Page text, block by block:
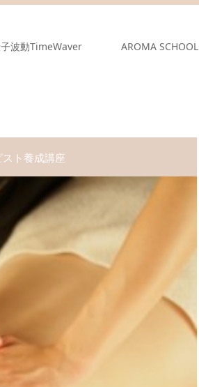
波動TimeWaver AROMA SCHOOL
ト養成講座